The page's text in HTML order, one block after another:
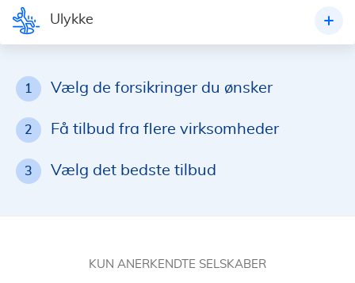
Ulykke
1 Vælg de forsikringer du ønsker
2 Få tilbud fra flere virksomheder
3 Vælg det bedste tilbud
KUN ANERKENDTE SELSKABER